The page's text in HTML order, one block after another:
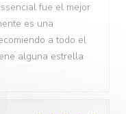
fue el mejor
es una
a todo el
alguna estrella